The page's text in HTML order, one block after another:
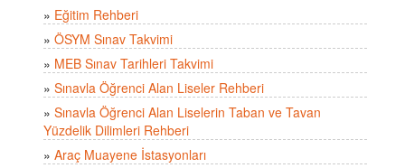
» Eğitim Rehberi
» ÖSYM Sınav Takvimi
» MEB Sınav Tarihleri Takvimi
» Sınavla Öğrenci Alan Liseler Rehberi
» Sınavla Öğrenci Alan Liselerin Taban ve Tavan
Yüzdelik Dilimleri Rehberi
» Araç Muayene İstasyonları